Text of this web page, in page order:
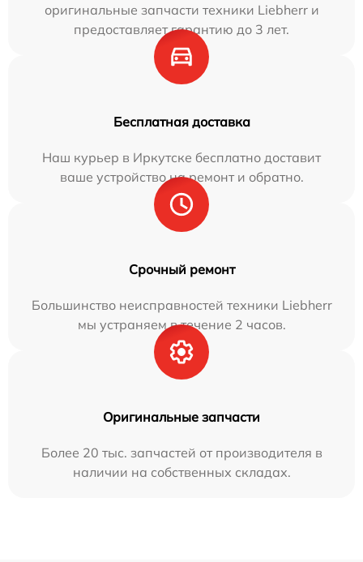
оригинальные запчасти техники Liebherr и
предоставляет гарантию до 3 лет.
Бесплатная доставка
Наш курьер в Иркутске бесплатно доставит
ваше устройство на ремонт и обратно.
Срочный ремонт
Большинство неисправностей техники Liebherr
мы устраняем в течение 2 часов.
Оригинальные запчасти
Более 20 тыс. запчастей от производителя в
наличии на собственных складах.